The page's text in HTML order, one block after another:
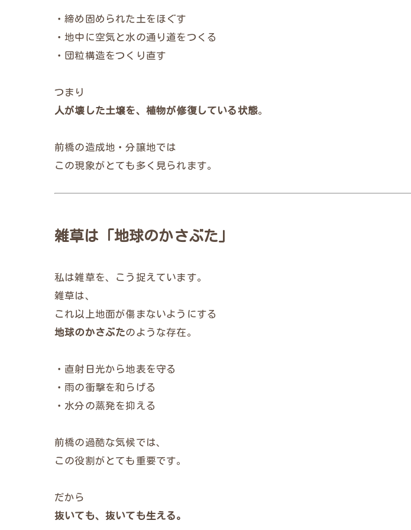
・締め固められた土をほぐす
・地中に空気と水の通り道をつくる
・団粒構造をつくり直す
つまり
人が壊した土壌を、植物が修復している状態。
前橋の造成地・分譲地では
この現象がとても多く見られます。
雑草は「地球のかさぶた」
私は雑草を、こう捉えています。
雑草は、
これ以上地面が傷まないようにする
地球のかさぶたのような存在。
・直射日光から地表を守る
・雨の衝撃を和らげる
・水分の蒸発を抑える
前橋の過酷な気候では、
この役割がとても重要です。
だから
抜いても、抜いても生える。